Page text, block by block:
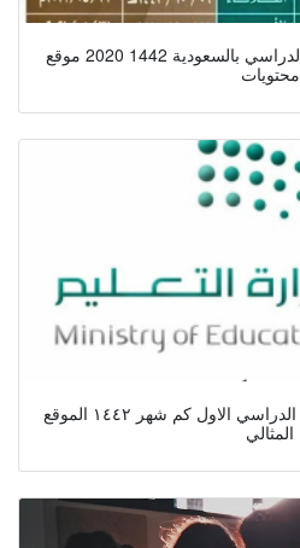
كم عدد الاسابيع في الفصل الدراسي بالسعودية 1442 2020 موقع
محتويات
الترم الاول كم اسبوع الفصل الدراسي الاول كم شهر ١٤٤٢ الموقع
المثالي